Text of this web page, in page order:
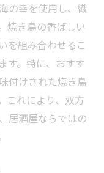
の幸を使用し、繊
焼き鳥の香ばしい
を組み合わせるこ
す。特に、おすす
付けされた焼き鳥
これにより、双方
居酒屋ならではの